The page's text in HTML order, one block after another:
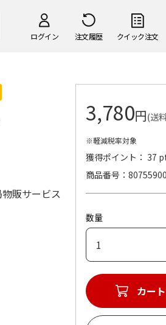
ログイン 注文履歴 クイック注文
販サービス
3,780円(送
※軽減税率対象
獲得ポイント： 37
商品番号
数量
カー